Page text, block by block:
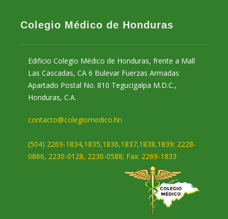
Colegio Médico de Honduras
Edificio Colegio Médico de Honduras, frente a Mall
Las Cascadas, CA 6 Bulevar Fuerzas Armadas
Apartado Postal No. 810 Tegucigalpa M.D.C.,
Honduras, C.A.
contacto@colegiomedico.hn
(504) 2269-1834,1835,1836,1837,1838,1839; 2228-
0866, 2230-0128, 2230-0588; Fax: 2269-1833